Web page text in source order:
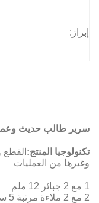
إبراز:
سرير طالب حديث
تكنولوجيا المنتج:القطع
وغيرها من العمليات
1 مع 2 جبائر 12 ملم
2 مع 2 ملاءة مرتبة 5 سم